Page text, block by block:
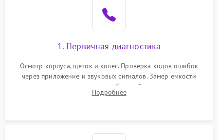
1. Первичная диагностика
Осмотр корпуса, щеток и колес. Проверка кодов ошибок
через приложение и звуковых сигналов. Замер емкости
аккумулятора и тестирование базовой станции зарядки.
Оценка работы лидара, бампера и датчиков падения для
Подробнее